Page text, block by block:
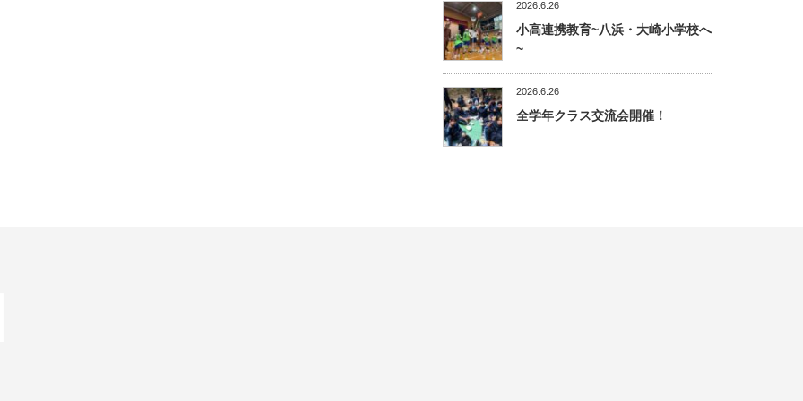
2026.6.26
小高連携教育~八浜・大崎小学校へ
~
2026.6.26
全学年クラス交流会開催！